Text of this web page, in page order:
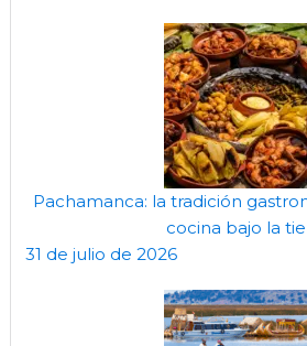
Pachamanca: la tradición
cocina bajo la
31 de julio de 2026